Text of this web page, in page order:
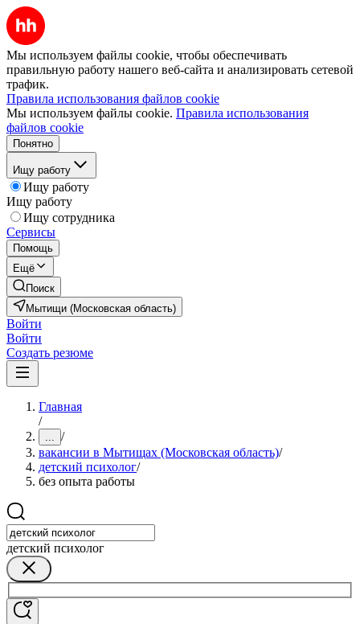
Мы используем файлы cookie, чтобы обеспечивать
правильную работу нашего веб-сайта и анализировать сетевой
трафик.
Правила использования файлов cookie
Мы используем файлы cookie. Правила использования
файлов cookie
Понятно
Ищу работу
Ищу работу
Ищу работу
Ищу сотрудника
Сервисы
Помощь
Ещё
Поиск
Мытищи (Московская область)
Войти
Войти
Создать резюме
Главная
/
... /
вакансии в Мытищах (Московская область)/
детский психолог/
без опыта работы
детский психолог